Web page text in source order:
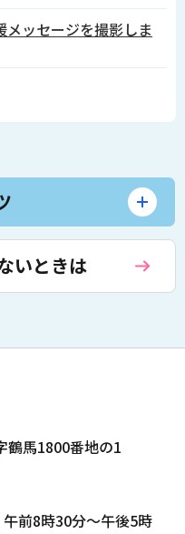
ッセージを撮影しま
いときは
鶴馬1800番地の1
午前8時30分～午後5時